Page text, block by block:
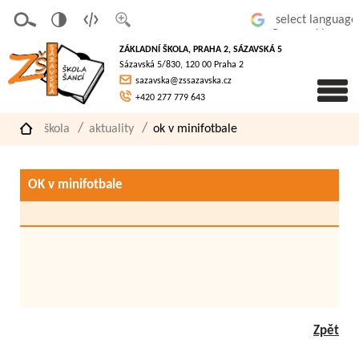
písmo
á
verze
pro
slaboz
raké
ZÁKLADNÍ ŠKOLA, PRAHA 2, SÁZAVSKÁ 5
Sázavská 5/830, 120 00 Praha 2
sazavska@zssazavska.cz
+420 277 779 643
škola aktuality ok v minifotbale
OK v minifotbale
Zpět